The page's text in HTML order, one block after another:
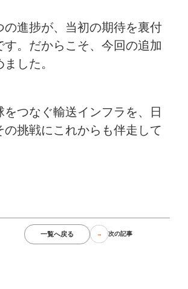
の進捗が、当初の期待を裏付
す。だからこそ、今回の追加
した。
をつなぐ輸送インフラを、日
の挑戦にこれからも伴走して
一覧へ戻る 次の記事